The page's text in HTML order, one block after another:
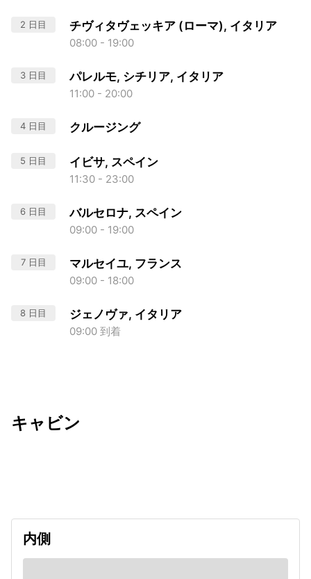
2 日目 チヴィタヴェッキア (ローマ), イタリア
08:00 - 19:00
3 日目 パレルモ, シチリア, イタリア
11:00 - 20:00
4 日目 クルージング
5 日目 イビサ, スペイン
11:30 - 23:00
6 日目 バルセロナ, スペイン
09:00 - 19:00
7 日目 マルセイユ, フランス
09:00 - 18:00
8 日目 ジェノヴァ, イタリア
09:00 到着
キャビン
内側